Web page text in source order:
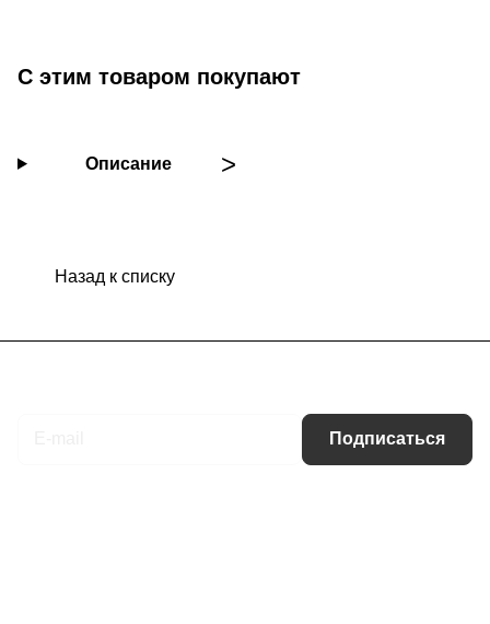
С этим товаром покупают
Описание
Назад к списку
Подписаться